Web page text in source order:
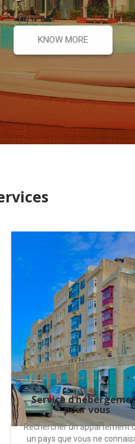
KNOW MORE
Service
pour vous
Rechercher un appartement
un pays que vous ne